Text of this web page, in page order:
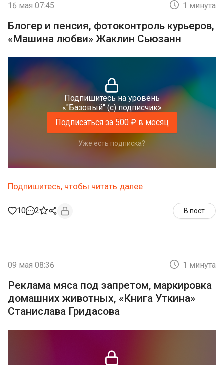
16 мая 07:45 1 минута
Блогер и пенсия, фотоконтроль курьеров,
«Машина любви» Жаклин Сьюзанн
Подпишитесь на уровень
«"Базовый" (с) подписчик»
Подписаться за 500 ₽ в месяц
Уже есть подписка?
Подпишитесь, чтобы читать далее
10 2 В пост
09 мая 08:36 1 минута
Реклама мяса под запретом, маркировка
домашних животных, «Книга Уткина»
Станислава Гридасова